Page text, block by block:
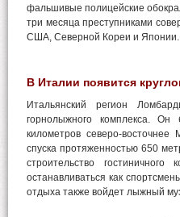
фальшивые полицейские
три месяца преступниками
США, Северной Кореи и Японии.
В Италии появится
Итальянский регион
горнолыжного комплекса.
километров северо-
спуска протяженностью 650
строительство
останавливаться как
отдыха также войдет лыжный